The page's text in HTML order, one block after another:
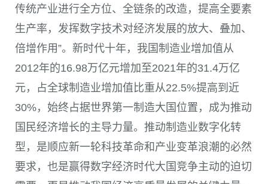
传统产业进行全方位、全链条的改造，提高全要素
生产率，发挥数字技术对经济发展的放大、叠加、
倍增作用”。新时代十年，我国制造业增加值从
2012年的16.98万亿元增加至2021年的31.4万亿
元，占全球制造业增加值比重从22.5%提高到近
30%，始终占据世界第一制造大国位置，成为推动
国民经济增长的主导力量。推动制造业数字化转
型，是顺应新一轮科技革命和产业变革浪潮的必然
要求，也是赢得数字经济时代大国竞争主动的迫切